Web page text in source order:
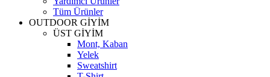
Tüm Ürünler
OUTDOOR GİYİM
ÜST GİYİM
Mont, Kaban
Yelek
Sweatshirt